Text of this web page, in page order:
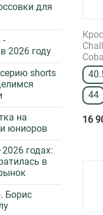
для
-
2026 году
shorts
на
юниоров
годах:
в
Борис
44
16